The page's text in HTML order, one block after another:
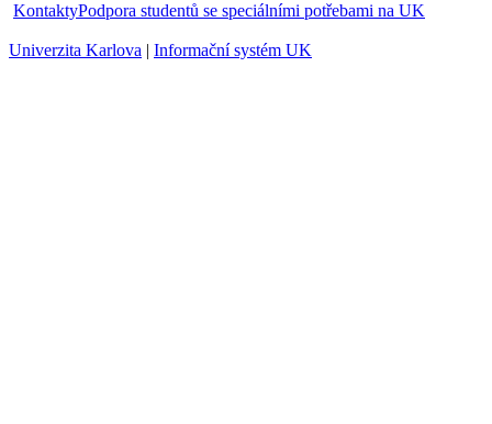
KontaktyPodpora studentů se speciálními potřebami na UK
Univerzita Karlova | Informační systém UK